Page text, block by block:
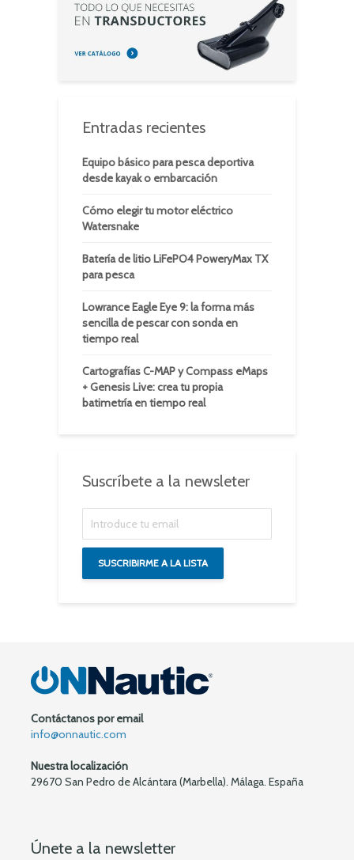
Entradas recientes
Equipo básico para pesca deportiva
desde kayak o embarcación
Cómo elegir tu motor eléctrico
Watersnake
Batería de litio LiFePO4 PoweryMax TX
para pesca
Lowrance Eagle Eye 9: la forma más
sencilla de pescar con sonda en
tiempo real
Cartografías C-MAP y Compass eMaps
+ Genesis Live: crea tu propia
batimetría en tiempo real
Suscríbete a la newsleter
Contáctanos por email
info@onnautic.com
Nuestra localización
29670 San Pedro de Alcántara (Marbella). Málaga. España
Únete a la newsletter